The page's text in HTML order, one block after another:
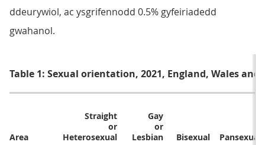
ddeurywiol, ac ysgrifennodd 0.5% gyfeiriadedd
gwahanol.
Table 1: Sexual orientation, 2021, England, Wales and
Area
Straight
or
Heterosexual
Gay
or
Lesbian
Bisexual
Pansexual